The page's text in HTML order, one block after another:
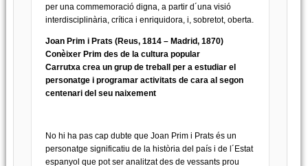
per una commemoració digna, a partir d´una visió
interdisciplinària, crítica i enriquidora, i, sobretot, oberta.
Joan Prim i Prats (Reus, 1814 – Madrid, 1870)
Conèixer Prim des de la cultura popular
Carrutxa crea un grup de treball per a estudiar el
personatge i programar activitats de cara al segon
centenari del seu naixement
No hi ha pas cap dubte que Joan Prim i Prats és un
personatge significatiu de la història del país i de l´Estat
espanyol que pot ser analitzat des de vessants prou